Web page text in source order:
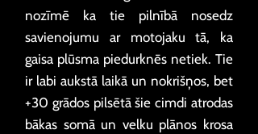
nozīmē ka tie pilnībā nosedz
savienojumu ar motojaku tā, ka
gaisa plūsma piedurknēs netiek. Tie
ir labi aukstā laikā un nokrišņos, bet
+30 grādos pilsētā šie cimdi atrodas
bākas somā un velku plānos krosa